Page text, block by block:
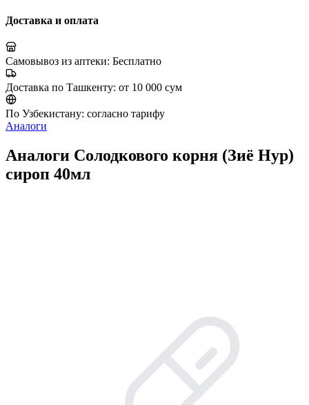
Доставка и оплата
Самовывоз из аптеки: Бесплатно
Доставка по Ташкенту: от 10 000 сум
По Узбекистану: согласно тарифу
Аналоги
Аналоги Солодкового корня (Зиё Нур)
сироп 40мл